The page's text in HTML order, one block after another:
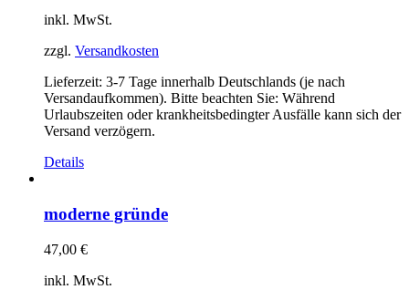
inkl. MwSt.
zzgl. Versandkosten
Lieferzeit: 3-7 Tage innerhalb Deutschlands (je nach
Versandaufkommen). Bitte beachten Sie: Während
Urlaubszeiten oder krankheitsbedingter Ausfälle kann sich der
Versand verzögern.
Details
moderne gründe
47,00 €
inkl. MwSt.